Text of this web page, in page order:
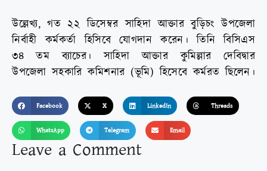
উল্লেখ্য, গত ২২ ডিসেম্বর সাহিদা আক্তার বুড়িচং উপজেলা
নির্বাহী কর্মকর্তা হিসিবে যোগদান করেন। তিনি বিসিএস
৩৪ তম ব্যাচের। সাহিদা আক্তার কুমিল্লার দেবিদ্বার
উপজেলা সহকারি কমিশনার (ভূমি) হিসেবে কর্মরত ছিলেন।
Facebook X LinkedIn Threads
WhatsApp Telegram Email
Leave a Comment